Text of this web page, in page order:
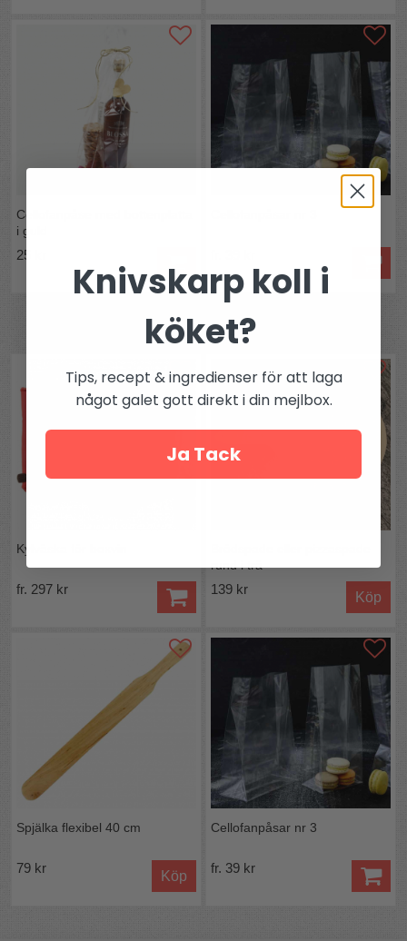
Cellofanpåse med bottenplatta
i guld
25 kr
Andra köpte även
Kylväska för boxvin
fr. 297 kr
rund i trä
139 kr
Köp
Spjälka flexibel 40 cm
79 kr
Köp
Cellofanpåsar nr 3
fr. 39 kr
Knivskarp koll i
köket?
Tips, recept & ingredienser för att laga
något galet gott direkt i din mejlbox.
Ja Tack